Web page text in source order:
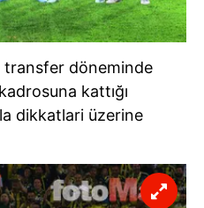
transfer döneminde
kattığı
dikkatlari üzerine